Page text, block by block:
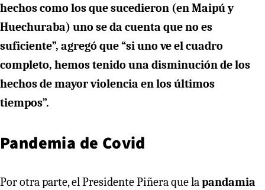
hechos como los que sucedieron (en Maipú y
Huechuraba) uno se da cuenta que no es
suficiente”, agregó que “si uno ve el cuadro
completo, hemos tenido una disminución de los
hechos de mayor violencia en los últimos
tiempos”.
Pandemia de Covid
Por otra parte, el Presidente Piñera que lapandamia